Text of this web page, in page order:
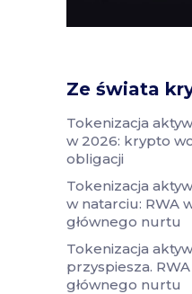
Ze świata
Tokenizacja
w 2026: krypto
obligacji
Tokenizacja
w natarciu: RWA
głównego nurtu
Tokenizacja
przyspiesza.
głównego nurtu